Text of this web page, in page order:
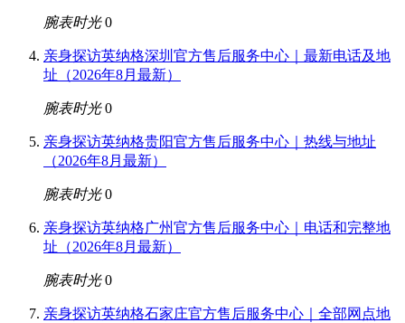
腕表时光 0
亲身探访英纳格深圳官方售后服务中心｜最新电话及地
址（2026年8月最新）
腕表时光 0
亲身探访英纳格贵阳官方售后服务中心｜热线与地址
（2026年8月最新）
腕表时光 0
亲身探访英纳格广州官方售后服务中心｜电话和完整地
址（2026年8月最新）
腕表时光 0
亲身探访英纳格石家庄官方售后服务中心｜全部网点地